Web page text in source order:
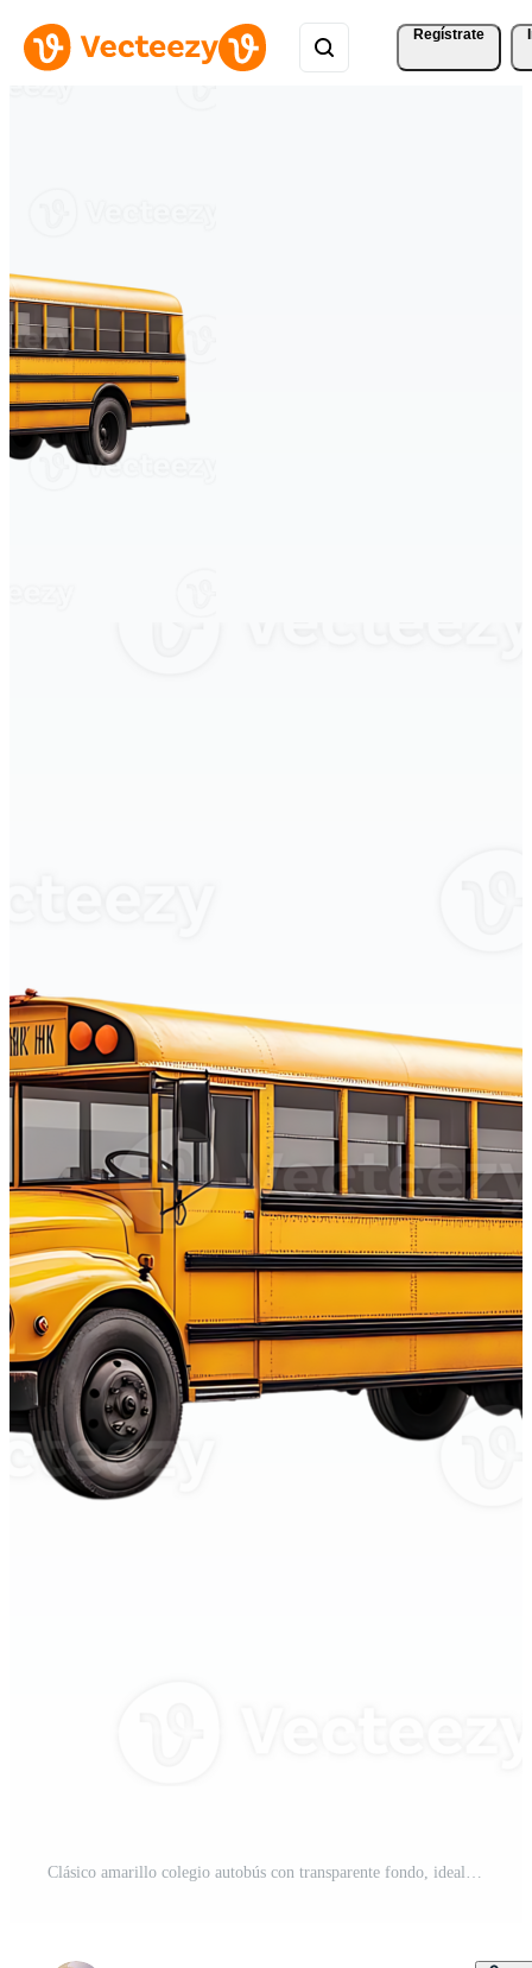
Regístrate
Clásico amarillo colegio autobús con transparente fondo, ideal para transporte, educación, y nostalgia temas PNG Pro